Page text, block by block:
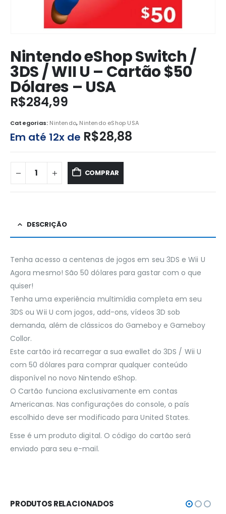
Nintendo eShop Switch /
3DS / WII U – Cartão $50
Dólares – USA
R$284,99
Categorias: Nintendo, Nintendo eShop USA
Em até 12x de R$28,88
COMPRAR
DESCRIÇÃO
Tenha acesso a centenas de jogos em seu 3DS e Wii U
Agora mesmo! São 50 dólares para gastar com o que
quiser!
Tenha uma experiência multimídia completa em seu
3DS ou Wii U com jogos, add-ons, vídeos 3D sob
demanda, além de clássicos do Gameboy e Gameboy
Collor.
Este cartão irá recarregar a sua ewallet do 3DS / Wii U
com 50 dólares para comprar qualquer conteúdo
disponível no novo Nintendo eShop.
O Cartão funciona exclusivamente em contas
Americanas. Nas configurações do console, o país
escolhido deve ser modificado para United States.
Esse é um produto digital. O código do cartão será
enviado para seu e-mail.
PRODUTOS RELACIONADOS